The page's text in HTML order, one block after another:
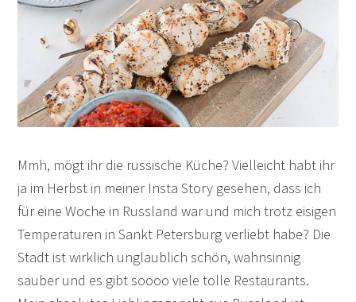
Mmh, mögt ihr die russische Küche? Vielleicht habt ihr
ja im Herbst in meiner Insta Story gesehen, dass ich
für eine Woche in Russland war und mich trotz eisigen
Temperaturen in Sankt Petersburg verliebt habe? Die
Stadt ist wirklich unglaublich schön, wahnsinnig
sauber und es gibt soooo viele tolle Restaurants.